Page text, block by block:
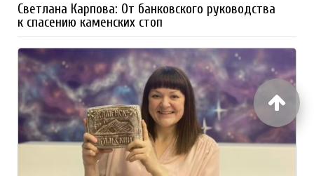
Светлана Карпова: От банковского руководства
к спасению каменских стоп